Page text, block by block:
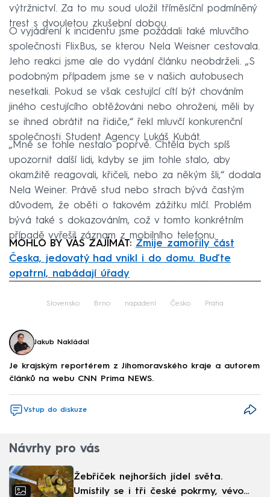
výtržnictví. Za to mu soud uložil tříměsíční podmíněný
trest s dvouletou zkušební dobou.
O vyjádření k incidentu jsme požádali také mluvčího
společnosti FlixBus, se kterou Nela Weisner cestovala.
Jeho reakci jsme ale do vydání článku neobdrželi. „S
podobným případem jsme se v našich autobusech
nesetkali. Pokud se však cestující cítí být chováním
jiného cestujícího obtěžováni nebo ohroženi, měli by
se ihned obrátit na řidiče,“ řekl mluvčí konkurenční
společnosti Student Agency Lukáš Kubát.
„Mně se tohle nestalo poprvé. Chtěla bych spíš
upozornit další lidi, kdyby se jim tohle stalo, aby
okamžitě reagovali, křičeli, nebo za někým šli,“ dodala
Nela Weiner. Právě stud nebo strach bývá častým
důvodem, že oběti o takovém zážitku mlčí. Problém
bývá také s dokazováním, což v tomto konkrétním
případě vyřešil záznam z mobilního telefonu.
MOHLO BY VÁS ZAJÍMAT: Zmije zamořily část
Česka, jedovatý had vnikl i do domu. Buďte
opatrní, nabádají úřady
Slovensko Brno napadení Česko Praha
Jakub Nakládal
Je krajským reportérem z Jihomoravského kraje a autorem
článků na webu CNN Prima NEWS.
Vstup do diskuze
Návrhy pro vás
Žebříček nejhorších jídel světa.
Umístily se i tři české pokrmy, vévodí